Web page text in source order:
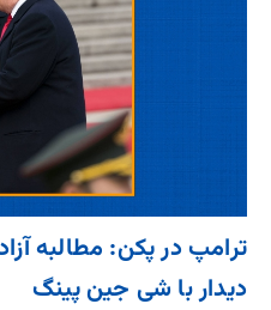
ترامپ در پکن: مطالبه
دیدار با شی جین پینگ